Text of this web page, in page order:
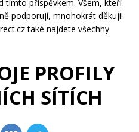
tímto příspěvkem. Všem, kteří
podporují, mnohokrát děkuji!
také najdete všechny
PROFILY
SÍTÍCH